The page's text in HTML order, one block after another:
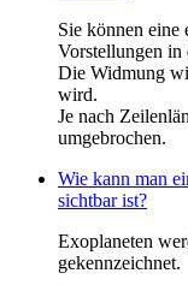
Sie können eine
Vorstellungen in
Die Widmung
wird.
Je nach
umgebrochen.
Wie kann man
sichtbar ist?
Exoplaneten
gekennzeichnet.